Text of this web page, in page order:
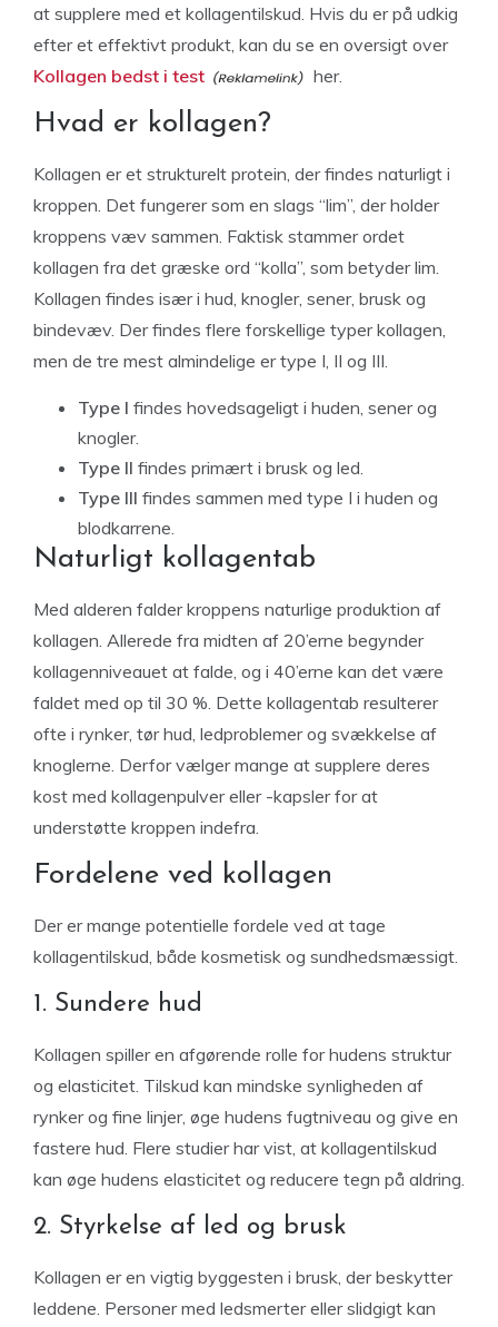
at supplere med et kollagentilskud. Hvis du er på udkig
efter et effektivt produkt, kan du se en oversigt over
Kollagen bedst i test
her.
Hvad er kollagen?
Kollagen er et strukturelt protein, der findes naturligt i
kroppen. Det fungerer som en slags “lim”, der holder
kroppens væv sammen. Faktisk stammer ordet
kollagen fra det græske ord “kolla”, som betyder lim.
Kollagen findes især i hud, knogler, sener, brusk og
bindevæv. Der findes flere forskellige typer kollagen,
men de tre mest almindelige er type I, II og III.
Type I findes hovedsageligt i huden, sener og
knogler.
Type II findes primært i brusk og led.
Type III findes sammen med type I i huden og
blodkarrene.
Naturligt kollagentab
Med alderen falder kroppens naturlige produktion af
kollagen. Allerede fra midten af 20’erne begynder
kollagenniveauet at falde, og i 40’erne kan det være
faldet med op til 30 %. Dette kollagentab resulterer
ofte i rynker, tør hud, ledproblemer og svækkelse af
knoglerne. Derfor vælger mange at supplere deres
kost med kollagenpulver eller -kapsler for at
understøtte kroppen indefra.
Fordelene ved kollagen
Der er mange potentielle fordele ved at tage
kollagentilskud, både kosmetisk og sundhedsmæssigt.
1. Sundere hud
Kollagen spiller en afgørende rolle for hudens struktur
og elasticitet. Tilskud kan mindske synligheden af
rynker og fine linjer, øge hudens fugtniveau og give en
fastere hud. Flere studier har vist, at kollagentilskud
kan øge hudens elasticitet og reducere tegn på aldring.
2. Styrkelse af led og brusk
Kollagen er en vigtig byggesten i brusk, der beskytter
leddene. Personer med ledsmerter eller slidgigt kan